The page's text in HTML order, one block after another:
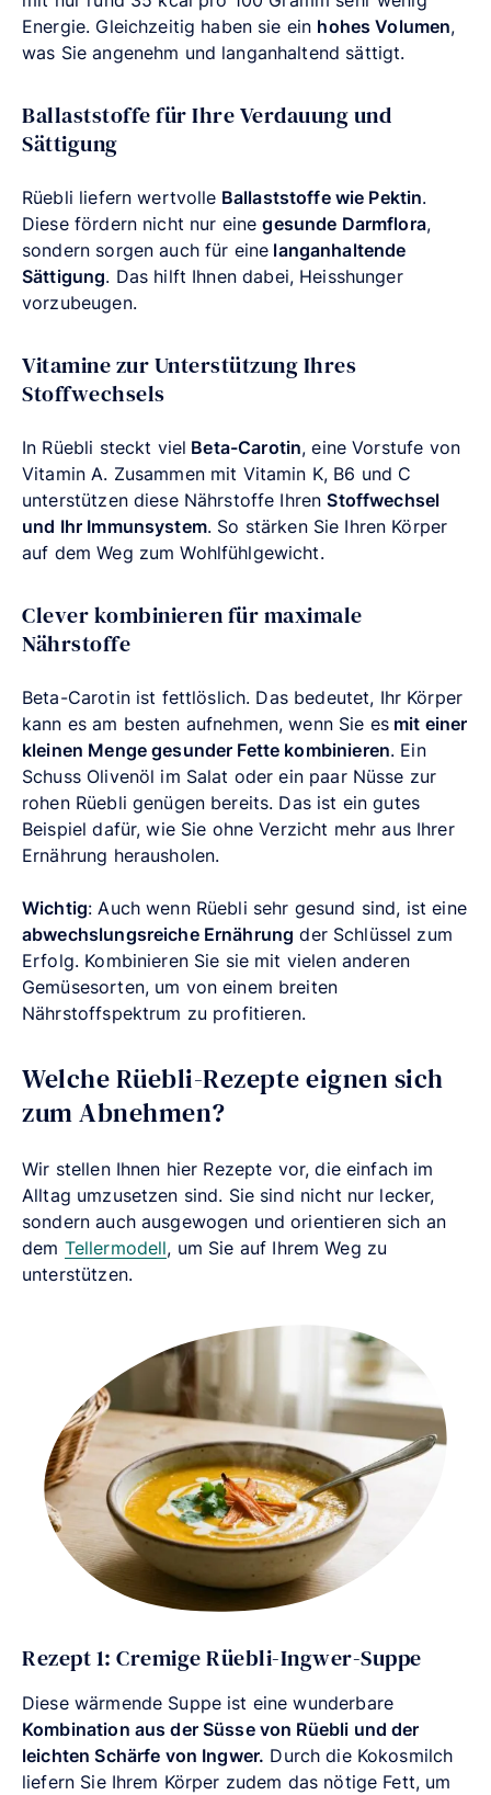
Energie. Gleichzeitig haben sie ein hohes Volumen,
was Sie angenehm und langanhaltend sättigt.
Ballaststoffe für Ihre Verdauung und
Sättigung
Rüebli liefern wertvolle Ballaststoffe wie Pektin.
Diese fördern nicht nur einegesunde Darmflora,
sondern sorgen auch für eine langanhaltende
Sättigung. Das hilft Ihnen dabei, Heisshunger
vorzubeugen.
Vitamine zur Unterstützung Ihres
Stoffwechsels
In Rüebli steckt viel Beta-Carotin, eine Vorstufe von
Vitamin A. Zusammen mit Vitamin K, B6 und C
unterstützen diese Nährstoffe IhrenStoffwechsel
und Ihr Immunsystem. So stärken Sie Ihren Körper
auf dem Weg zum Wohlfühlgewicht.
Clever kombinieren für maximale
Nährstoffe
Beta-Carotin ist fettlöslich. Das bedeutet, Ihr Körper
kann es am besten aufnehmen, wenn Sie es mit einer
kleinen Menge gesunder Fette kombinieren. Ein
Schuss Olivenöl im Salat oder ein paar Nüsse zur
rohen Rüebli genügen bereits. Das ist ein gutes
Beispiel dafür, wie Sie ohne Verzicht mehr aus Ihrer
Ernährung herausholen.
Wichtig: Auch wenn Rüebli sehr gesund sind, ist eine
abwechslungsreiche Ernährung der Schlüssel zum
Erfolg. Kombinieren Sie sie mit vielen anderen
Gemüsesorten, um von einem breiten
Nährstoffspektrum zu profitieren.
Welche Rüebli-Rezepte eignen sich
zum Abnehmen?
Wir stellen Ihnen hier Rezepte vor, die einfach im
Alltag umzusetzen sind. Sie sind nicht nur lecker,
sondern auch ausgewogen und orientieren sich an
dem Tellermodell, um Sie auf Ihrem Weg zu
unterstützen.
Rezept 1: Cremige Rüebli-Ingwer-Suppe
Diese wärmende Suppe ist eine wunderbare
Kombination aus der Süsse von Rüebli und der
leichten Schärfe von Ingwer. Durch die Kokosmilch
liefern Sie Ihrem Körper zudem das nötige Fett, um